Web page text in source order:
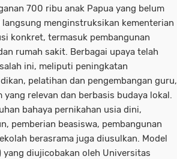
700 ribu anak Papua yang belum
menginstruksikan kementerian
konkret, termasuk pembangunan
rumah sakit. Berbagai upaya telah
ini, meliputi peningkatan
pelatihan dan pengembangan guru,
relevan dan berbasis budaya lokal.
bahaya pernikahan usia dini,
pemberian beasiswa, pembangunan
berasrama juga diusulkan. Model
yang diujicobakan oleh Universitas